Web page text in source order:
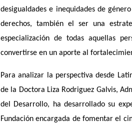
desigualdades e inequidades de
derechos, también el ser una
especialización de todas aquellas
convertirse en un aporte al
Para analizar la perspectiva desde
de la Doctora Liza Rodriguez Galvis,
del Desarrollo, ha desarrollado su
Fundación encargada de fomentar el